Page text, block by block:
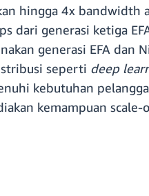
hingga 4x bandwidth
dari generasi ketiga
generasi EFA dan
seperti deep
kebutuhan
kemampuan